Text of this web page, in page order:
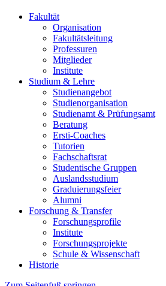
Fakultät
Organisation
Fakultätsleitung
Professuren
Mitglieder
Institute
Studium & Lehre
Studienangebot
Studienorganisation
Studienamt & Prüfungsamt
Beratung
Ersti-Coaches
Tutorien
Fachschaftsrat
Studentische Gruppen
Auslandsstudium
Graduierungsfeier
Alumni
Forschung & Transfer
Forschungsprofile
Institute
Forschungsprojekte
Schule & Wissenschaft
Historie